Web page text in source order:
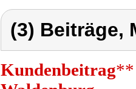
(3) Beiträge,
Kundenbeitrag**